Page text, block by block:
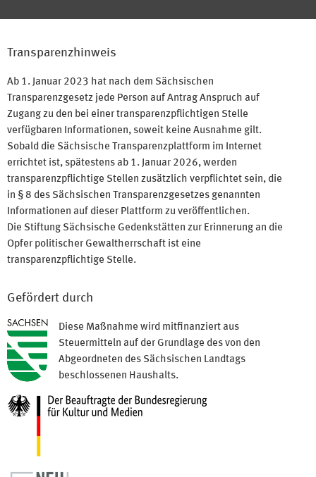
Transparenzhinweis
Ab 1. Januar 2023 hat nach dem Sächsischen
Transparenzgesetz jede Person auf Antrag Anspruch auf
Zugang zu den bei einer transparenzpflichtigen Stelle
verfügbaren Informationen, soweit keine Ausnahme gilt.
Sobald die Sächsische Transparenzplattform im Internet
errichtet ist, spätestens ab 1. Januar 2026, werden
transparenzpflichtige Stellen zusätzlich verpflichtet sein, die
in § 8 des Sächsischen Transparenzgesetzes genannten
Informationen auf dieser Plattform zu veröffentlichen.
Die Stiftung Sächsische Gedenkstätten zur Erinnerung an die
Opfer politischer Gewaltherrschaft ist eine
transparenzpflichtige Stelle.
Gefördert durch
Diese Maßnahme wird mitfinanziert aus
Steuermitteln auf der Grundlage des von den
Abgeordneten des Sächsischen Landtags
beschlossenen Haushalts.